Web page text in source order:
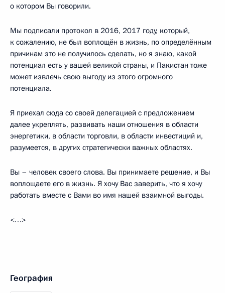
о котором Вы говорили.
Мы подписали протокол в 2016, 2017 году, который,
к сожалению, не был воплощён в жизнь, по определённым
причинам это не получилось сделать, но я знаю, какой
потенциал есть у вашей великой страны, и Пакистан тоже
может извлечь свою выгоду из этого огромного
потенциала.
Я приехал сюда со своей делегацией с предложением
далее укреплять, развивать наши отношения в области
энергетики, в области торговли, в области инвестиций и,
разумеется, в других стратегически важных областях.
Вы – человек своего слова. Вы принимаете решение, и Вы
воплощаете его в жизнь. Я хочу Вас заверить, что я хочу
работать вместе с Вами во имя нашей взаимной выгоды.
<…>
География